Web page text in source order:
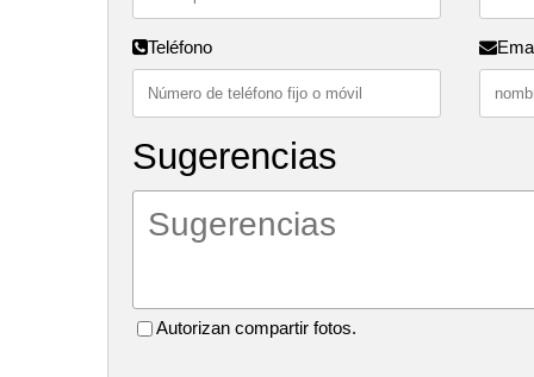
Teléfono
Sugerencias
Autorizan compartir fotos.